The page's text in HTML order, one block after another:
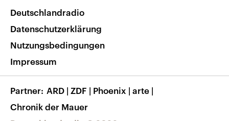
Nachrichten App
Frequenzen
Veranstaltungen
Musikliste
RSS
Barrierefreiheit
Deutschlandradio
Datenschutzerklärung
Nutzungsbedingungen
Impressum
Partner ARD | ZDF | Phoenix | arte |
Chronik der Mauer